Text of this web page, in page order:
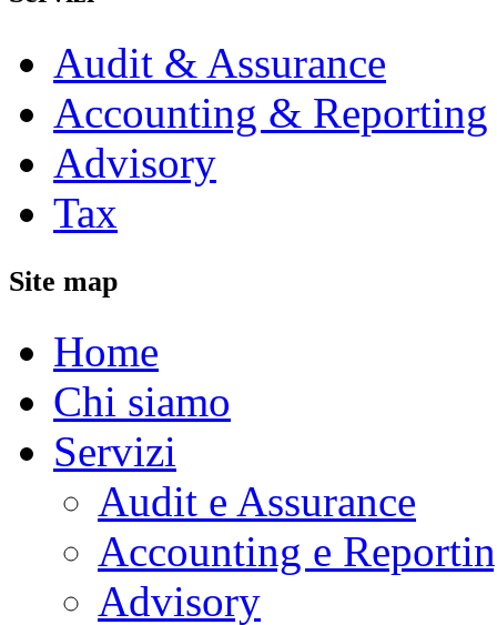
Audit & Assurance
Accounting & Reporting
Advisory
Tax
Site map
Home
Chi siamo
Servizi
Audit e Assurance
Accounting e
Advisory